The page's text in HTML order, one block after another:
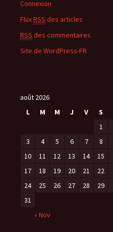
Connexion
FluxRSS des articles
RSS des commentaires
Site de WordPress-FR
août 2026
L
M M J V S
« Nov
1
3
4 5 6 7 8
10
11 12 13 14 15
17
18 19 20 21 22
24
25 26 27 28 29
31